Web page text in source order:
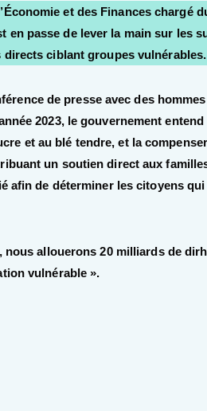
et des Finances chargé
en passe de lever la main sur les
directs ciblant groupes vulnérables.
de presse avec des
2023, le gouvernement entend
et au blé tendre, et la
un soutien direct aux
afin de déterminer les citoyens
nous allouerons 20 milliards de
vulnérable ».